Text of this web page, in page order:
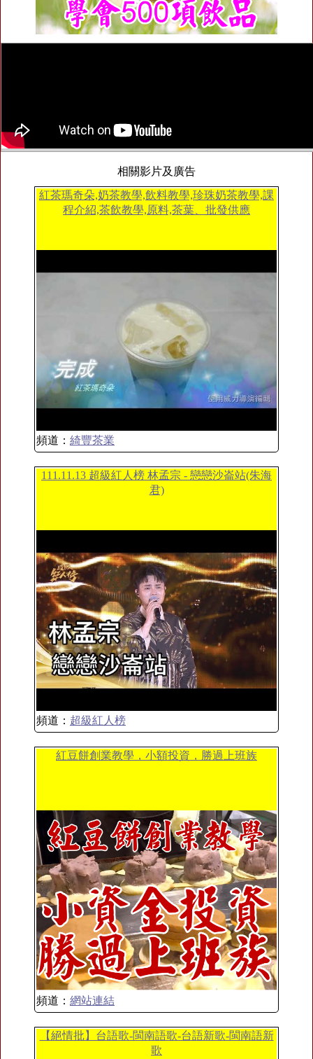
相關影片及廣告
紅茶瑪奇朵,奶茶教學,飲料教學,珍珠奶茶教學,課
程介紹,茶飲教學,原料,茶葉、批發供應
頻道： 綺豐茶業
111.11.13 超級紅人榜 林孟宗 - 戀戀沙崙站(朱海
君)
頻道： 超級紅人榜
紅豆餅創業教學，小額投資，勝過上班族
頻道： 網站連結
【絕情批】台語歌-閩南語歌-台語新歌-閩南語新
歌